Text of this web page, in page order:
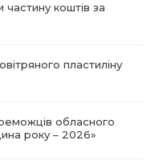
коштів за
пластиліну
обласного
року – 2026»